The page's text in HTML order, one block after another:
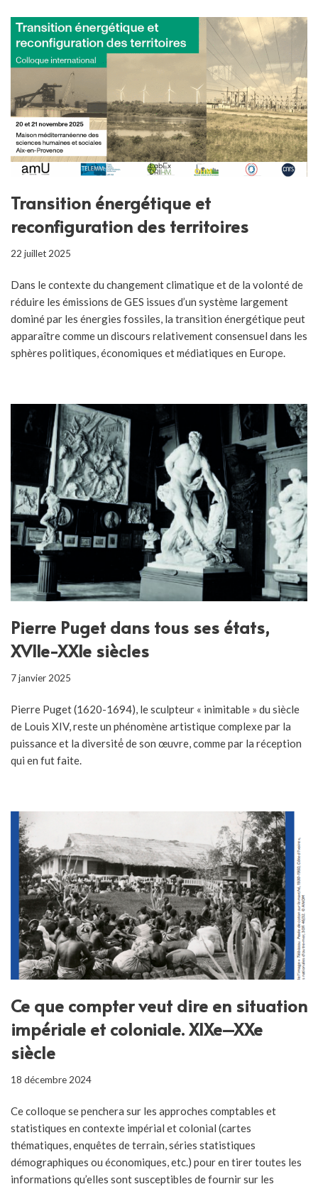
Transition énergétique et
reconfiguration des territoires
22 juillet 2025
Dans le contexte du changement climatique et de la volonté de
réduire les émissions de GES issues d’un système largement
dominé par les énergies fossiles, la transition énergétique peut
apparaître comme un discours relativement consensuel dans les
sphères politiques, économiques et médiatiques en Europe.
Pierre Puget dans tous ses états,
XVIIe-XXIe siècles
7 janvier 2025
Pierre Puget (1620-1694), le sculpteur « inimitable » du siècle
de Louis XIV, reste un phénomène artistique complexe par la
puissance et la diversité́ de son œuvre, comme par la réception
qui en fut faite.
Ce que compter veut dire en situation
impériale et coloniale. XIXe–XXe
siècle
18 décembre 2024
Ce colloque se penchera sur les approches comptables et
statistiques en contexte impérial et colonial (cartes
thématiques, enquêtes de terrain, séries statistiques
démographiques ou économiques, etc.) pour en tirer toutes les
informations qu’elles sont susceptibles de fournir sur les